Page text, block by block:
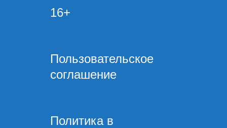
16+
Пользовательское
соглашение
Политика в